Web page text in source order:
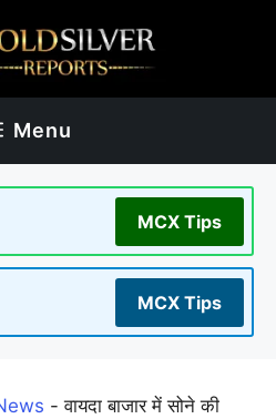
Menu
MCX Tips
MCX Tips
-वायदा बाजार में सोने की